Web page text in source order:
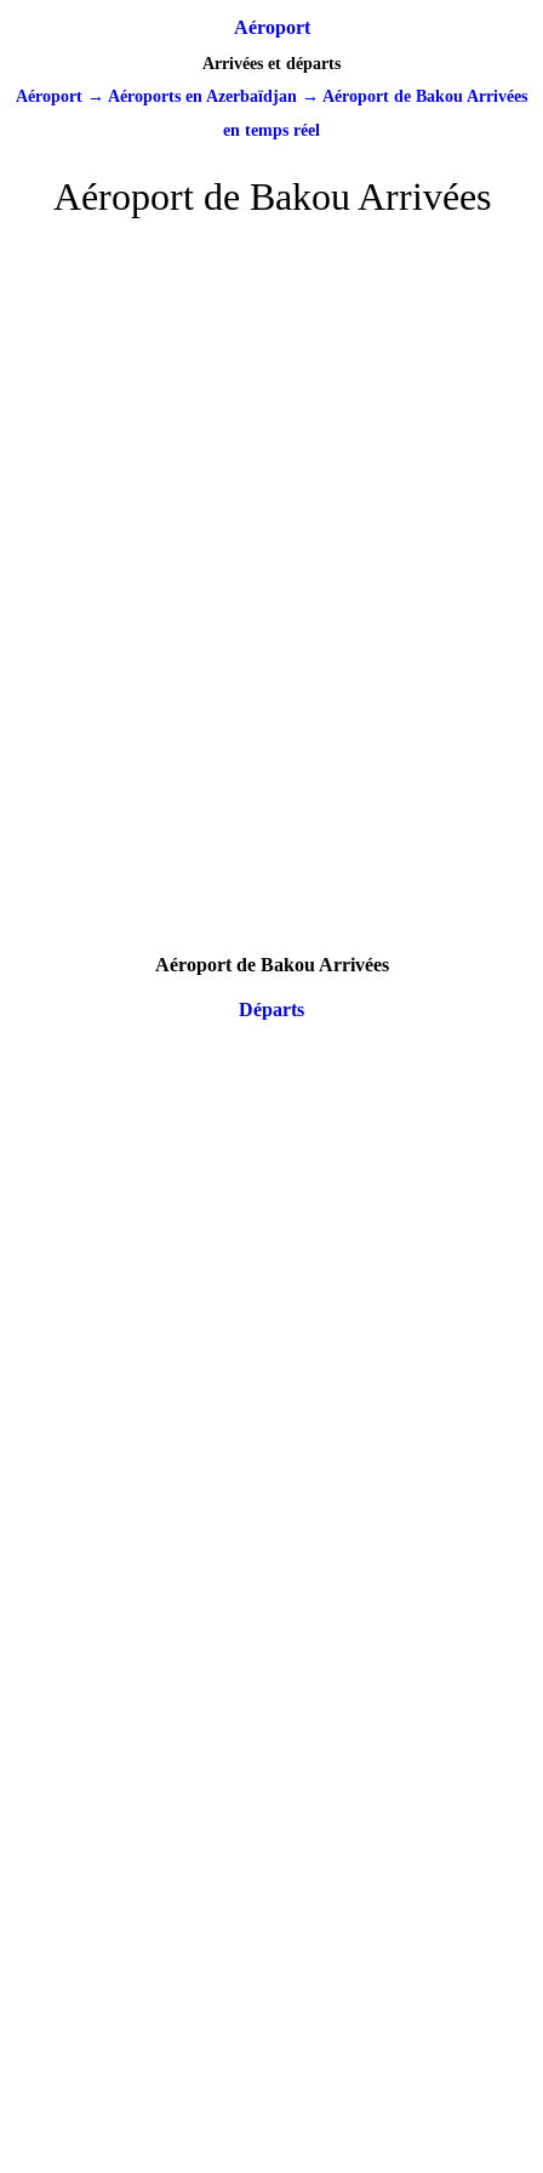
Aéroport
Arrivées et départs
Aéroport → Aéroports en Azerbaïdjan → Aéroport de Bakou Arrivées
en temps réel
Aéroport de Bakou Arrivées
Aéroport de Bakou Arrivées
Départs